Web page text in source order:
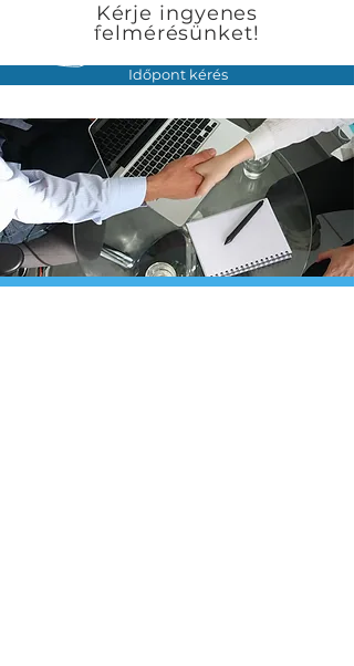
Kérje ingyenes
felmérésünket!
Időpont kérés